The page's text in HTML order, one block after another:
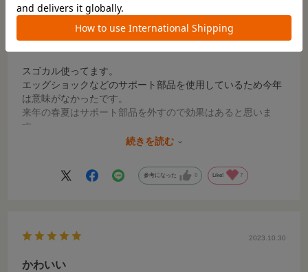
お客様の声
スゴカル使ってます。
エッグショックなどのサポート部品を使用しているため今年
は意味がなかったです。
来年の春夏はサポート部品を外すので効果はあると思いま
す。
洗濯後もすぐに乾きますし、純正品なので取り付けも簡単で
続きを読む
参考になった 0 Like! 7
2023.10.30
かわいい